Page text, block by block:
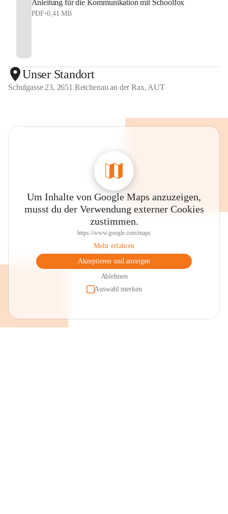
Anleitung für die Kommunikation mit Schoolfox
PDF•0,41 MB
Unser Standort
Schulgasse 23, 2651 Reichenau an der Rax, AUT
Um Inhalte von Google Maps anzuzeigen,
musst du der Verwendung externer Cookies
zustimmen.
https://www.google.com/maps
Mehr erfahren
Akzeptieren und anzeigen
Ablehnen
Auswahl merken